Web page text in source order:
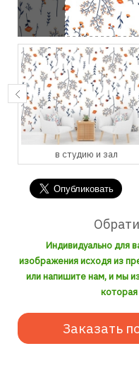
в студию и зал
Индивидуально для
изображения исходя из
или напишите нам, и мы
Заказать